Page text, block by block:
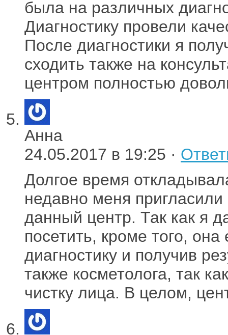
была на различных
Диагностику провели
После диагностики я
сходить также на
центром полностью
Анна
24.05.2017 в 19:25 ·
Долгое время
недавно меня
данный центр. Так как я
посетить, кроме того,
диагностику и получив
также косметолога, так
чистку лица. В целом,